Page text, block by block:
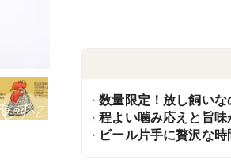
数量限定！放し飼いな
程よい噛み応えと旨
ビール片手に贅沢な時